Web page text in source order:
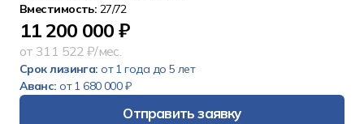
Вместимость: 27/72
11 200 000 ₽
от 311 522 ₽/мес.
Срок лизинга:от 1 года до 5 лет
Аванс:от 1 680 000 ₽
Отправить заявку